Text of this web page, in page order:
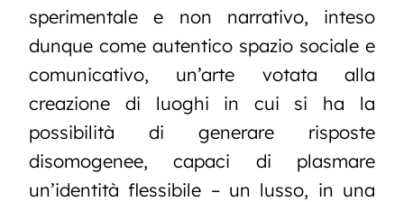
sperimentale e non narrativo, inteso
dunque come autentico spazio sociale e
comunicativo, un’arte votata alla
creazione di luoghi in cui si ha la
possibilità di generare risposte
disomogenee, capaci di plasmare
un’identità flessibile – un lusso, in una